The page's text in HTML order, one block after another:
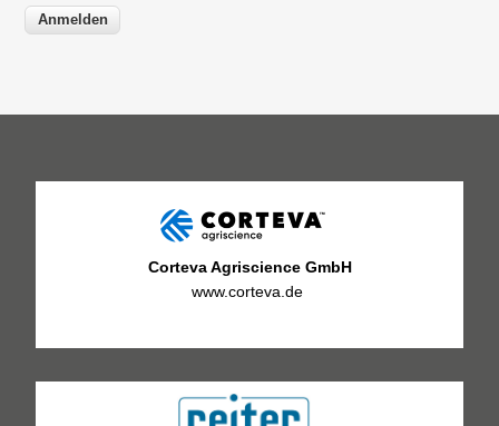
Corteva Agriscience GmbH
www.corteva.de